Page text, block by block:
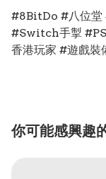
#8BitDo #八位堂
#Switch手掣
香港玩家 #遊戲裝
你可能感興趣